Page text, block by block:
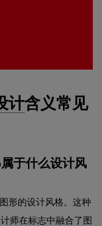
计含义常见
于什么设计风
形的设计风格。这种
师在标志中融合了图